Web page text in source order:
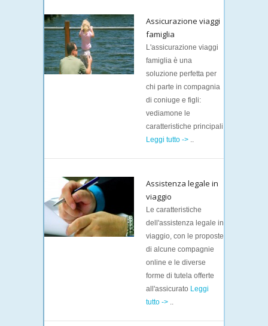
Assicurazione viaggi
famiglia
L'assicurazione viaggi
famiglia è una
soluzione perfetta per
chi parte in compagnia
di coniuge e figli:
vediamone le
caratteristiche principali
Leggi tutto -> ..
Assistenza legale in
viaggio
Le caratteristiche
dell'assistenza legale in
viaggio, con le proposte
di alcune compagnie
online e le diverse
forme di tutela offerte
all'assicurato Leggi
tutto -> ..